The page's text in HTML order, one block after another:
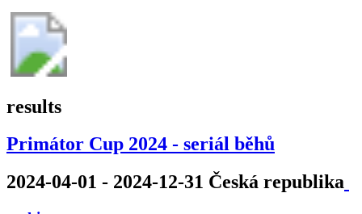
results
Primátor Cup 2024 - seriál běhů
2024-04-01 - 2024-12-31 Česká republika